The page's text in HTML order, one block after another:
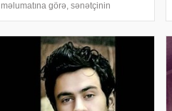
məlumatına görə, sənətçinin
paylaşılıb. Pərəstişkarları Üzeyirin
səhnəyə çıxışını coşqu ilə
qarşılayıblar